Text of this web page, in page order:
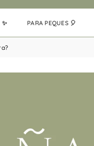
✨ PARA PEQUES 🎈